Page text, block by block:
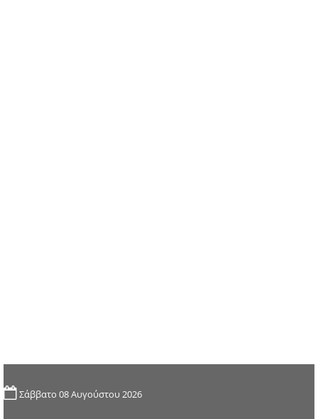
Σάββατο 08 Αυγούστου 2026